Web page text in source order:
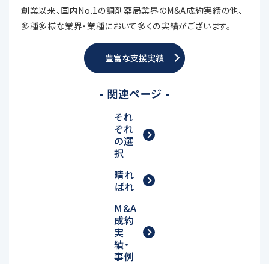
創業以来、国内No.1の調剤薬局業界のM&A成約実績の他、
多種多様な業界・業種において多くの実績がございます。
豊富な支援実績
- 関連ページ -
それ
ぞれ
の選
択
晴れ
ばれ
M&A
成約
実
績・
事例